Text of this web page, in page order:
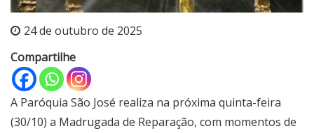
24 de outubro de 2025
Compartilhe
A Paróquia São José realiza na próxima quinta-feira
(30/10) a Madrugada de Reparação, com momentos de